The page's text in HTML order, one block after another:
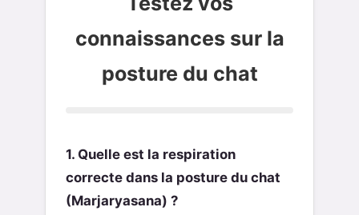
connaissances sur la
posture du chat
1. Quelle est la respiration
correcte dans la posture du chat
(Marjaryasana) ?